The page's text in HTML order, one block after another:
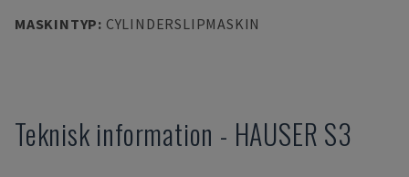
MASKINTYP: CYLINDERSLIPMASKIN
Teknisk information - HAUSER S3